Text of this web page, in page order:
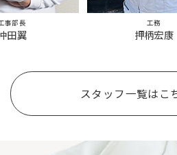
事部長
田翼
工務
押柄宏康
スタッフ一覧はこ